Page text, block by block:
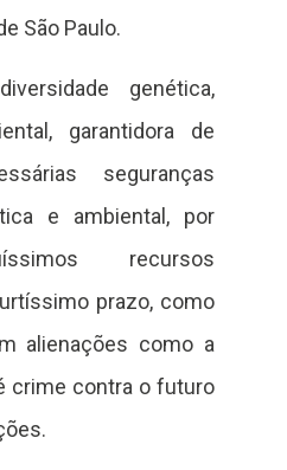
São Paulo.
genética,
garantidora de
seguranças
e ambiental, por
recursos
prazo, como
alienações como a
crime contra o futuro